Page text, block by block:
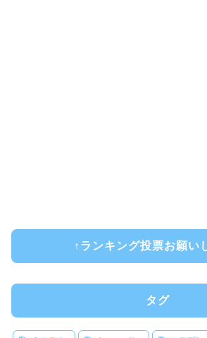
↑ランキング投票お願い
タグ